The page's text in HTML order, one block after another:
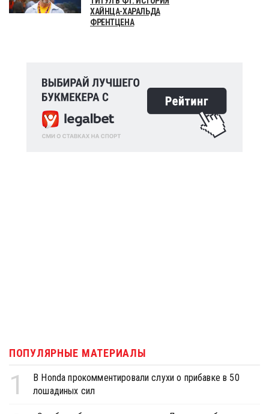
ХАЙНЦА-ХАРАЛЬДА
ФРЕНТЦЕНА
ПОПУЛЯРНЫЕ МАТЕРИАЛЫ
1
В Honda прокомментировали слухи о прибавке в 50
лошадиных сил